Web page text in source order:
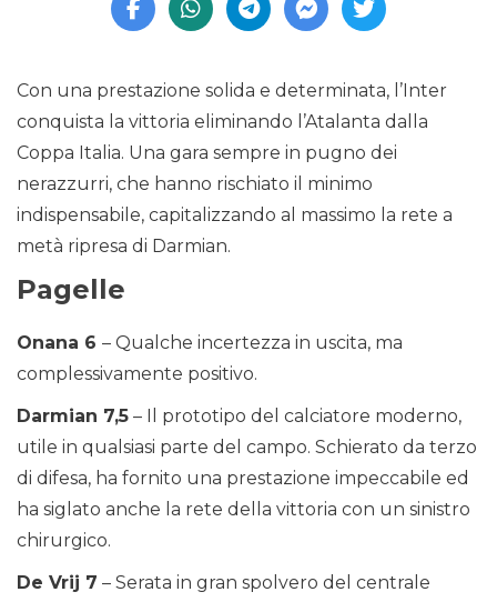
Con una prestazione solida e determinata, l’Inter
conquista la vittoria eliminando l’Atalanta dalla
Coppa Italia. Una gara sempre in pugno dei
nerazzurri, che hanno rischiato il minimo
indispensabile, capitalizzando al massimo la rete a
metà ripresa di Darmian.
Pagelle
Onana 6 – Qualche incertezza in uscita, ma
complessivamente positivo.
Darmian 7,5 – Il prototipo del calciatore moderno,
utile in qualsiasi parte del campo. Schierato da terzo
di difesa, ha fornito una prestazione impeccabile ed
ha siglato anche la rete della vittoria con un sinistro
chirurgico.
De Vrij 7 – Serata in gran spolvero del centrale